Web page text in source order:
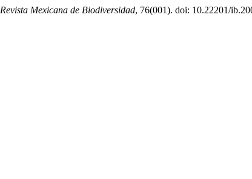
Revista Mexicana de Biodiversidad, 76(001). doi: 10.22201/